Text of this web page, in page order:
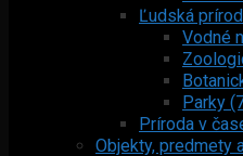
Ľudská
Vodné
Parky
Príroda v
Objekty, predmety